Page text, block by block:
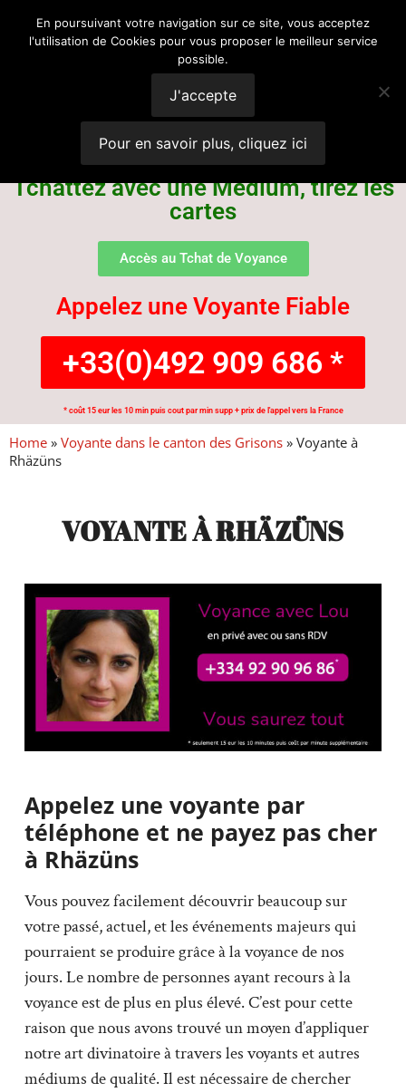
Voyance
Suisse
Tchattez avec une Médium, tirez les
cartes
Accès au Tchat de Voyance
Appelez une Voyante Fiable
+33(0)492 909 686 *
* coût 15 eur les 10 min puis cout par min supp + prix de l'appel vers la France
Home » Voyante dans le canton des Grisons » Voyante à
Rhäzüns
VOYANTE À RHÄZÜNS
Appelez une voyante par
téléphone et ne payez pas cher
à Rhäzüns
Vous pouvez facilement découvrir beaucoup sur
votre passé, actuel, et les événements majeurs qui
pourraient se produire grâce à la voyance de nos
jours. Le nombre de personnes ayant recours à la
voyance est de plus en plus élevé. C’est pour cette
raison que nous avons trouvé un moyen d’appliquer
notre art divinatoire à travers les voyants et autres
médiums de qualité. Il est nécessaire de chercher
En poursuivant votre navigation sur ce site, vous acceptez
l'utilisation de Cookies pour vous proposer le meilleur service
possible.
J'accepte
Pour en savoir plus, cliquez ici